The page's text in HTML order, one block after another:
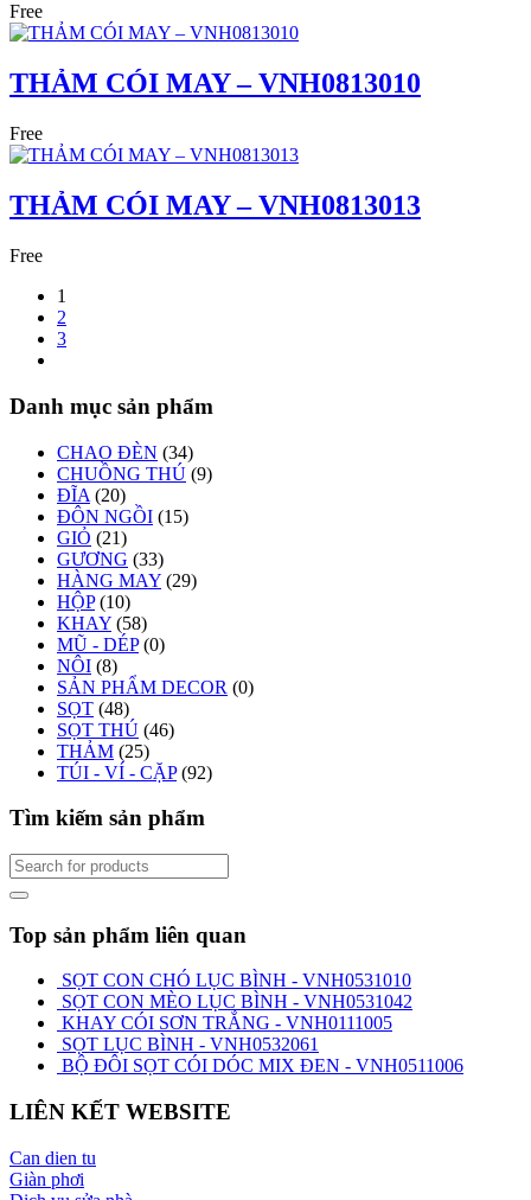
Free
THẢM CÓI MAY – VNH0813010
Free
THẢM CÓI MAY – VNH0813013
Free
1
2
3
Danh mục sản phẩm
CHAO ĐÈN (34)
CHUỒNG THÚ (9)
ĐĨA (20)
ĐÔN NGỒI (15)
GIỎ (21)
GƯƠNG (33)
HÀNG MAY (29)
HỘP (10)
KHAY (58)
MŨ - DÉP (0)
NÔI (8)
SẢN PHẨM DECOR (0)
SỌT (48)
SỌT THÚ (46)
THẢM (25)
TÚI - VÍ - CẶP (92)
Tìm kiếm sản phẩm
Top sản phẩm liên quan
SỌT CON CHÓ LỤC BÌNH - VNH0531010
SỌT CON MÈO LỤC BÌNH - VNH0531042
KHAY CÓI SƠN TRẮNG - VNH0111005
SỌT LỤC BÌNH - VNH0532061
BỘ ĐÔI SỌT CÓI DÓC MIX ĐEN - VNH0511006
LIÊN KẾT WEBSITE
Can dien tu
Giàn phơi